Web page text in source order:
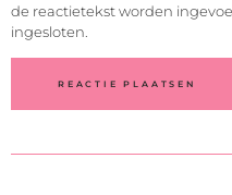
de reactietekst worden
ingesloten.